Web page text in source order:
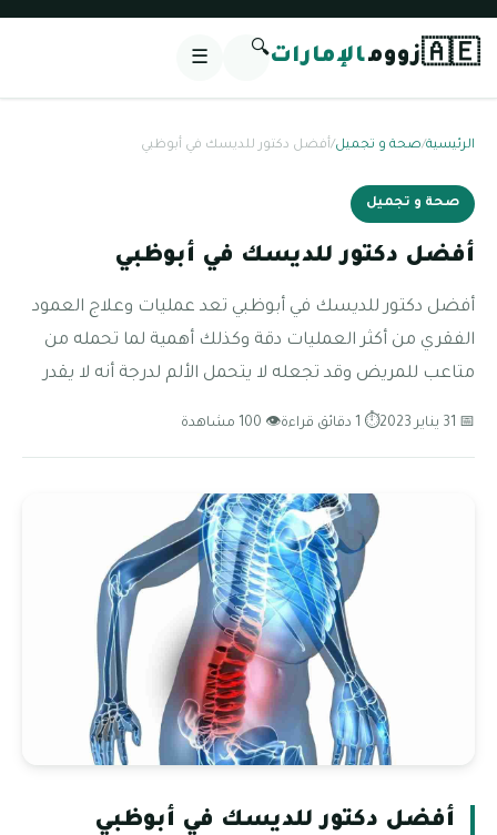
🇦🇪زوومالإمارات🔍
☰
الرئيسية/صحة و تجميل/أفضل دكتور للديسك في أبوظبي
صحة و تجميل
أفضل دكتور للديسك في أبوظبي
أفضل دكتور للديسك في أبوظبي تعد عمليات وعلاج العمود
الفقري من أكثر العمليات دقة وكذلك أهمية لما تحمله من
متاعب للمريض وقد تجعله لا يتحمل الألم لدرجة أنه لا يقدر
📅 31 يناير 2023 ⏱ 1 دقائق قراءة 👁 100 مشاهدة
أفضل دكتور للديسك في أبوظبي